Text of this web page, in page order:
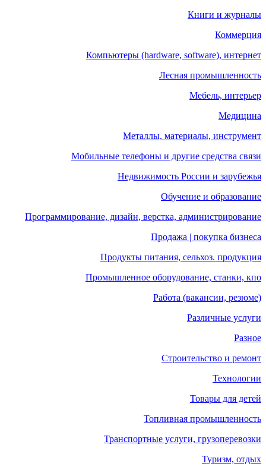
Книги и журналы
Коммерция
Компьютеры (hardware, software), интернет
Лесная промышленность
Мебель, интерьер
Медицина
Металлы, материалы, инструмент
Мобильные телефоны и другие средства связи
Недвижимость России и зарубежья
Обучение и образование
Программирование, дизайн, верстка, администрирование
Продажа | покупка бизнеса
Продукты питания, сельхоз. продукция
Промышленное оборудование, станки, кпо
Работа (вакансии, резюме)
Различные услуги
Разное
Строительство и ремонт
Технологии
Товары для детей
Топливная промышленность
Транспортные услуги, грузоперевозки
Туризм, отдых